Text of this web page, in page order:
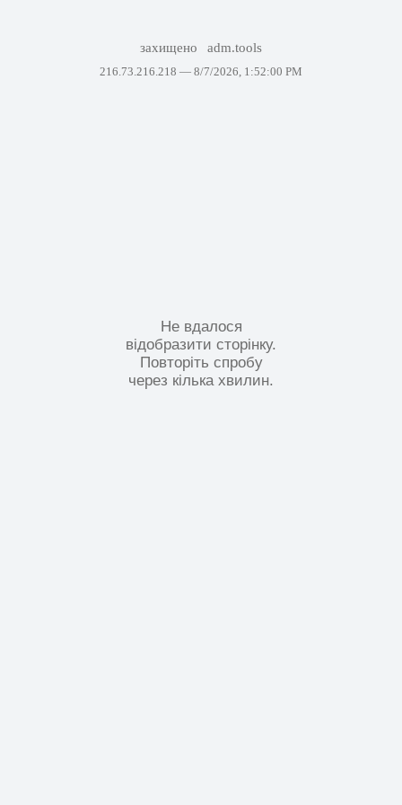
захищено adm.tools
216.73.216.218 — 8/7/2026, 1:52:00 PM
Не вдалося
відобразити сторінку.
Повторіть спробу
через кілька хвилин.